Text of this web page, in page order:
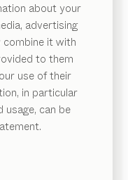
about your
advertising
it with
to them
use of their
in particular
can be
de notre
au mur ou
elles